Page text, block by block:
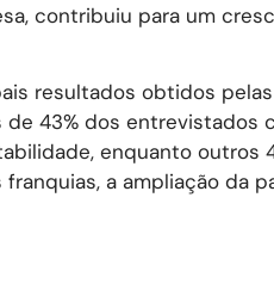
contribuiu para um
resultados obtidos
43% dos
enquanto outros
a ampliação da